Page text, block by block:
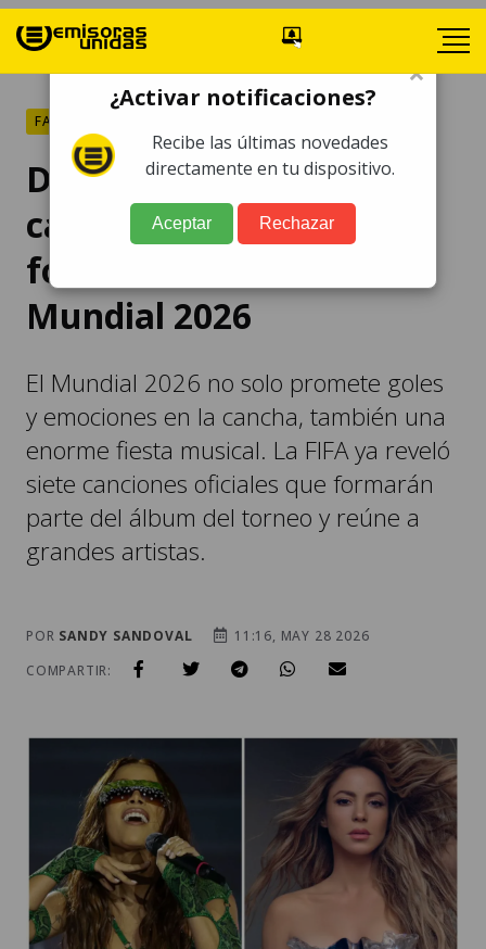
FARÁNDULA
De Shakira a Anitta: las
canciones oficiales que
formarán el álbum del
Mundial 2026
El Mundial 2026 no solo promete goles
y emociones en la cancha, también una
enorme fiesta musical. La FIFA ya reveló
siete canciones oficiales que formarán
parte del álbum del torneo y reúne a
grandes artistas.
POR SANDY SANDOVAL
11:16, MAY 28 2026
COMPARTIR:
×
¿Activar notificaciones?
Recibe las últimas novedades
directamente en tu dispositivo.
Aceptar Rechazar